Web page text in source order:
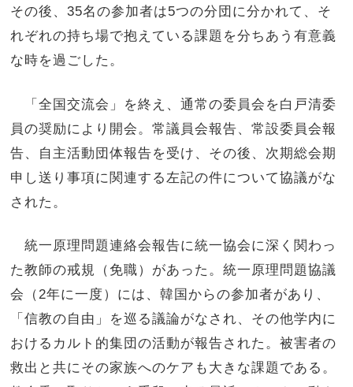
その後、35名の参加者は5つの分団に分かれて、そ
れぞれの持ち場で抱えている課題を分ちあう有意義
な時を過ごした。
「全国交流会」を終え、通常の委員会を白戸清委
員の奨励により開会。常議員会報告、常設委員会報
告、自主活動団体報告を受け、その後、次期総会期
申し送り事項に関連する左記の件について協議がな
された。
統一原理問題連絡会報告に統一協会に深く関わっ
た教師の戒規（免職）があった。統一原理問題協議
会（2年に一度）には、韓国からの参加者があり、
「信教の自由」を巡る議論がなされ、その他学内に
おけるカルト的集団の活動が報告された。被害者の
救出と共にその家族へのケアも大きな課題である。